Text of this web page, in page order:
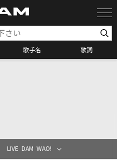
歌手名 歌詞
クエスト
LIVE DAM WAO!